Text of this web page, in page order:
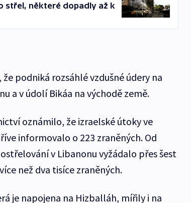
střel, některé dopadly až k
podniká rozsáhlé vzdušné údery na
a v údolí Bikáa na východě země.
oznámilo, že izraelské útoky ve
informovalo o 223 zraněných. Od
v Libanonu vyžádalo přes šest
než dva tisíce zraněných.
je napojena na Hizballáh, mířily i na